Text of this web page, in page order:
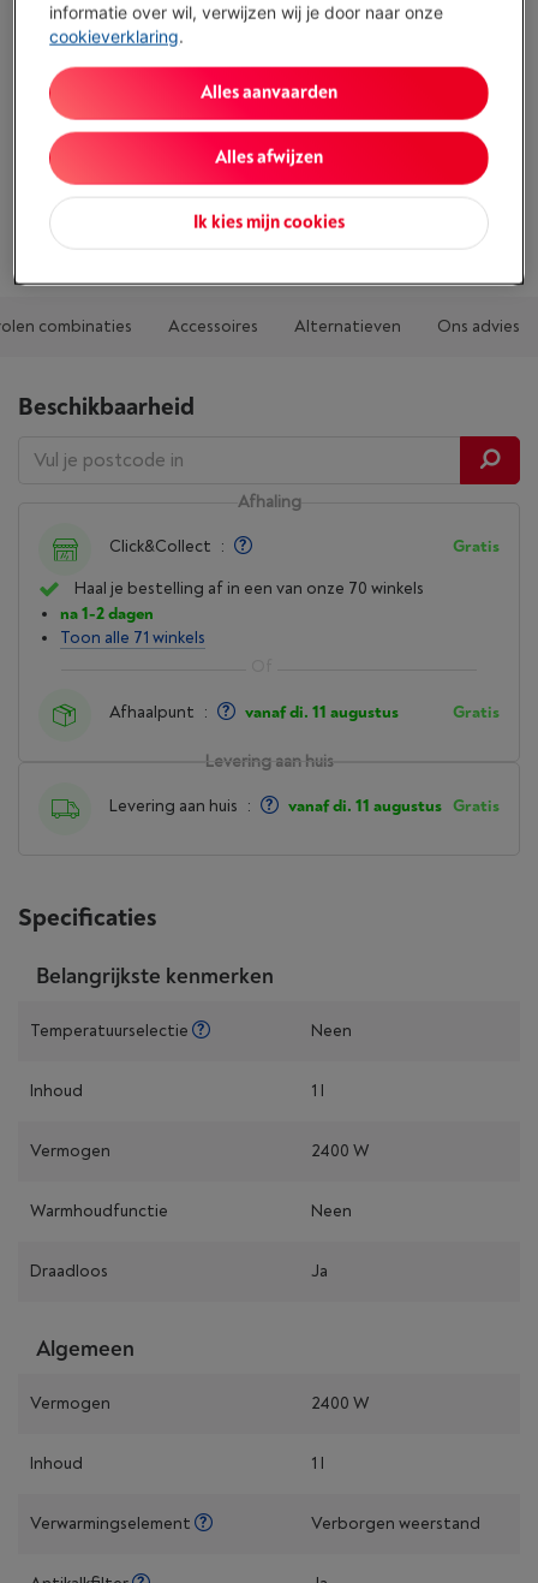
360° draaibare basis voor meer comfort
Toon alle specificaties
Bestaat ook in andere kleuren
combinaties Accessoires Alternatieven Ons advies
Beschikbaarheid
Levering aan huis
Levering aan huis : vanaf di. 11 augustus Gratis
Afhaling
Click&Collect : Gratis
Haal je bestelling af in een van onze 70 winkels
na 1-2 dagen
Toon alle 71 winkels
Afhaalpunt : vanaf di. 11 augustus Gratis
Specificaties
Belangrijkste kenmerken
Temperatuurselectie Neen
Inhoud 1 l
Vermogen 2400 W
Warmhoudfunctie Neen
Draadloos Ja
Algemeen
Vermogen 2400 W
Inhoud 1 l
Verwarmingselement Verborgen weerstand
informatie over wil, verwijzen wij je door naar onze
cookieverklaring.
Ik kies mijn cookies
Alles afwijzen
Alles aanvaarden